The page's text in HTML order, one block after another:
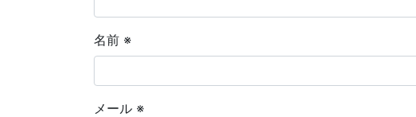
名前 ※
メール ※